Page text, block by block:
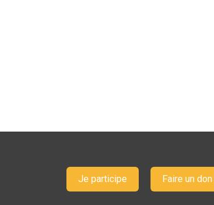
Je participe Faire un don